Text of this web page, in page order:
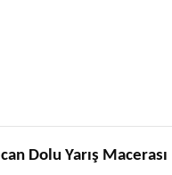
Dolu Yarış Macerası